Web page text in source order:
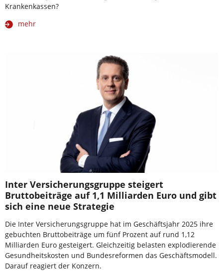
Krankenkassen?
mehr
Inter Versicherungsgruppe steigert
Bruttobeiträge auf 1,1 Milliarden Euro und gibt
sich eine neue Strategie
Die Inter Versicherungsgruppe hat im Geschäftsjahr 2025 ihre
gebuchten Bruttobeiträge um fünf Prozent auf rund 1,12
Milliarden Euro gesteigert. Gleichzeitig belasten explodierende
Gesundheitskosten und Bundesreformen das Geschäftsmodell.
Darauf reagiert der Konzern.